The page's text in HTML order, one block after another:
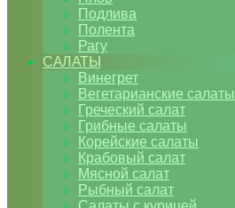
Подлива
Полента
Рагу
САЛАТЫ
Винегрет
Вегетарианские салаты
Греческий салат
Грибные салаты
Корейские салаты
Крабовый салат
Мясной салат
Рыбный салат